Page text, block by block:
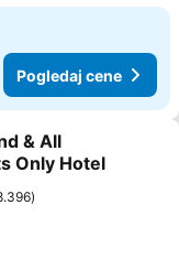
Pogledaj cene
& All
Only Hotel